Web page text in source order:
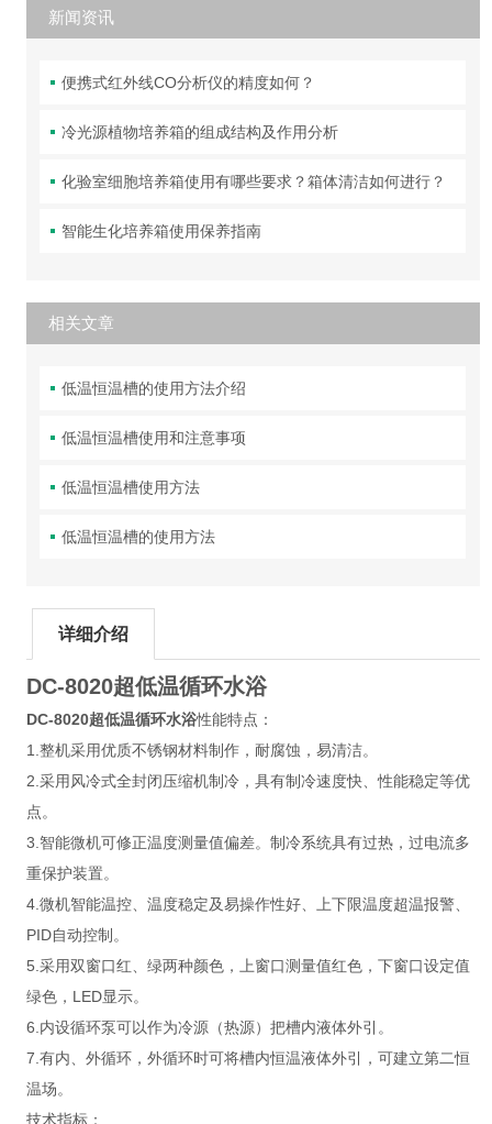
新闻资讯
便携式红外线CO分析仪的精度如何？
冷光源植物培养箱的组成结构及作用分析
化验室细胞培养箱使用有哪些要求？箱体清洁如何进行？
智能生化培养箱使用保养指南
相关文章
低温恒温槽的使用方法介绍
低温恒温槽使用和注意事项
低温恒温槽使用方法
低温恒温槽的使用方法
详细介绍
DC-8020超低温循环水浴
DC-8020超低温循环水浴性能特点：
1.整机采用优质不锈钢材料制作，耐腐蚀，易清洁。
2.采用风冷式全封闭压缩机制冷，具有制冷速度快、性能稳定等优
点。
3.智能微机可修正温度测量值偏差。制冷系统具有过热，过电流多
重保护装置。
4.微机智能温控、温度稳定及易操作性好、上下限温度超温报警、
PID自动控制。
5.采用双窗口红、绿两种颜色，上窗口测量值红色，下窗口设定值
绿色，LED显示。
6.内设循环泵可以作为冷源（热源）把槽内液体外引。
7.有内、外循环，外循环时可将槽内恒温液体外引，可建立第二恒
温场。
技术指标：